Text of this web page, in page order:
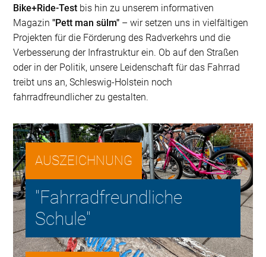
Bike+Ride-Test bis hin zu unserem informativen
Magazin"Pett man sülm" – wir setzen uns in vielfältigen
Projekten für die Förderung des Radverkehrs und die
Verbesserung der Infrastruktur ein. Ob auf den Straßen
oder in der Politik, unsere Leidenschaft für das Fahrrad
treibt uns an, Schleswig-Holstein noch
fahrradfreundlicher zu gestalten.
AUSZEICHNUNG
"Fahrradfreundliche
Schule"